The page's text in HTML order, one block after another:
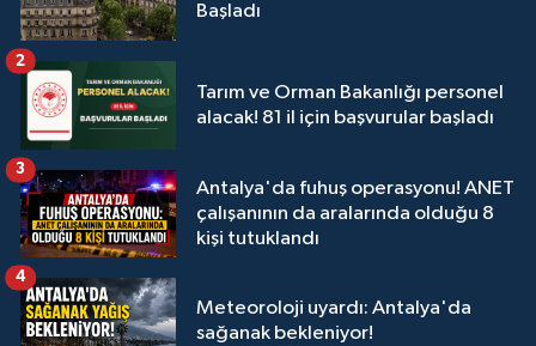
Başladı
Tarım ve Orman Bakanlığı personel
alacak! 81 il için başvurular başladı
2
Antalya'da fuhuş operasyonu! ANET
çalışanının da aralarında olduğu 8
kişi tutuklandı
3
Meteoroloji uyardı: Antalya'da
sağanak bekleniyor!
4